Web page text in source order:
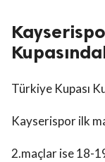
Türkiye Kupası
Kayserispor ilk
2.maçlar ise 18-